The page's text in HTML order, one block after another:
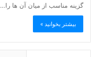
گزینه مناسب از میان آن ها را…
بیشتر بخوانید »